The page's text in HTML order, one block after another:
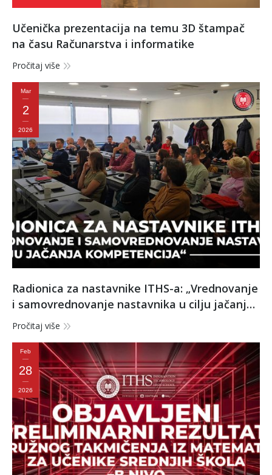
Učenička prezentacija na temu 3D štampač
na času Računarstva i informatike
Pročitaj više
Mar
2
2026
Radionica za nastavnike ITHS-a: „Vrednovanje
i samovrednovanje nastavnika u cilju jačanja
kompetencija“
Pročitaj više
Feb
28
2026